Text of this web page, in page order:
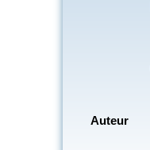
Auteur